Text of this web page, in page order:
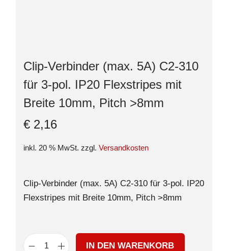
Clip-Verbinder (max. 5A) C2-310
für 3-pol. IP20 Flexstripes mit
Breite 10mm, Pitch >8mm
€ 2,16
inkl. 20 % MwSt. zzgl. Versandkosten
Clip-Verbinder (max. 5A) C2-310 für 3-pol. IP20
Flexstripes mit Breite 10mm, Pitch >8mm
IN DEN WARENKORB